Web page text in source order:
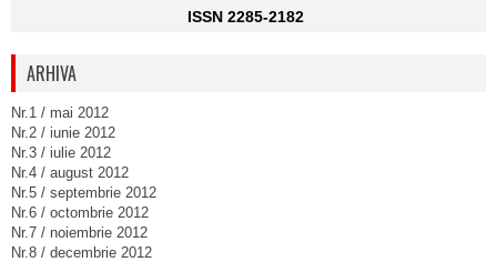
ISSN 2285-2182
ARHIVA
Nr.1 / mai 2012
Nr.2 / iunie 2012
Nr.3 / iulie 2012
Nr.4 / august 2012
Nr.5 / septembrie 2012
Nr.6 / octombrie 2012
Nr.7 / noiembrie 2012
Nr.8 / decembrie 2012